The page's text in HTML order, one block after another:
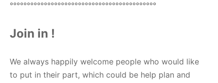
°°°°°°°°°°°°°°°°°°°°°°°°°°°°°°°°°°°°°°°°°°°
Join in !
We always happily welcome people who would like
to put in their part, which could be help plan and